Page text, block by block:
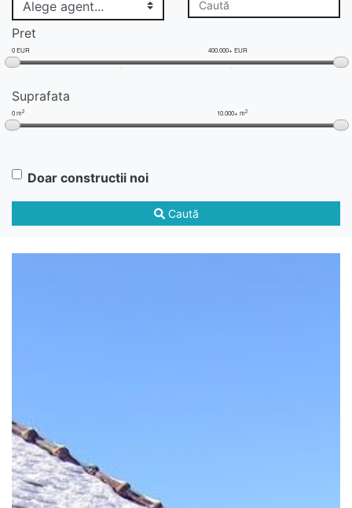
Pret
0 EUR 400.000+ EUR
Suprafata
0 m2 10.000+ m2
Doar constructii noi
Caută